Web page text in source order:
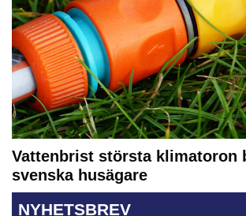
Vattenbrist största klimatoron
svenska husägare
NYHETSBREV